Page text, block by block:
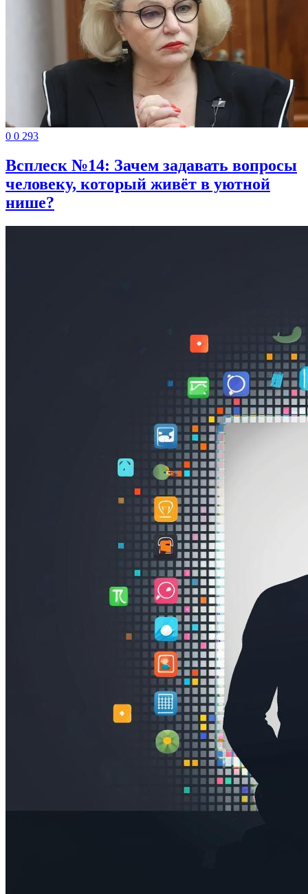
0 0 293
Всплеск №14: Зачем задавать вопросы
человеку, который живёт в уютной
нише?